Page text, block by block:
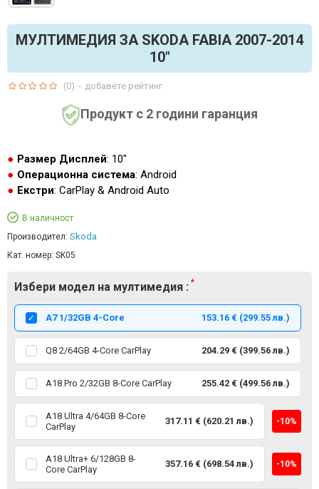
МУЛТИМЕДИЯ ЗА SKODA FABIA 2007-2014
10"
Продукт с 2 години гаранция
Размер Дисплей: 10"
Операционна система: Android
Екстри: CarPlay & Android Auto
В наличност
Производител: Skoda
Кат. номер: SK05
(0) - добавете рейтинг
Избери модел на мултимедия :
А7 1/32GB 4-Core 153.16 € (299.55 лв.)
Q8 2/64GB 4-Core CarPlay 204.29 € (399.56 лв.)
A18 Pro 2/32GB 8-Core CarPlay 255.42 € (499.56 лв.)
A18 Ultra 4/64GB 8-Core
CarPlay
317.11 € (620.21 лв.) -10%
A18 Ultra+ 6/128GB 8-
Core CarPlay
357.16 € (698.54 лв.) -10%